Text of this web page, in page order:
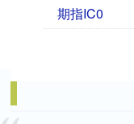
期指IC0